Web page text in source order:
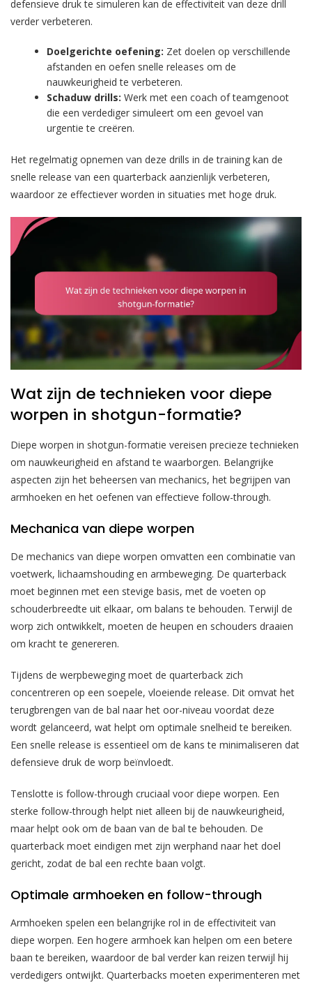
defensieve druk te simuleren kan de effectiviteit van deze drill
verder verbeteren.
Doelgerichte oefening: Zet doelen op verschillende
afstanden en oefen snelle releases om de
nauwkeurigheid te verbeteren.
Schaduw drills: Werk met een coach of teamgenoot
die een verdediger simuleert om een gevoel van
urgentie te creëren.
Het regelmatig opnemen van deze drills in de training kan de
snelle release van een quarterback aanzienlijk verbeteren,
waardoor ze effectiever worden in situaties met hoge druk.
Wat zijn de technieken voor diepe
worpen in shotgun-formatie?
Diepe worpen in shotgun-formatie vereisen precieze technieken
om nauwkeurigheid en afstand te waarborgen. Belangrijke
aspecten zijn het beheersen van mechanics, het begrijpen van
armhoeken en het oefenen van effectieve follow-through.
Mechanica van diepe worpen
De mechanics van diepe worpen omvatten een combinatie van
voetwerk, lichaamshouding en armbeweging. De quarterback
moet beginnen met een stevige basis, met de voeten op
schouderbreedte uit elkaar, om balans te behouden. Terwijl de
worp zich ontwikkelt, moeten de heupen en schouders draaien
om kracht te genereren.
Tijdens de werpbeweging moet de quarterback zich
concentreren op een soepele, vloeiende release. Dit omvat het
terugbrengen van de bal naar het oor-niveau voordat deze
wordt gelanceerd, wat helpt om optimale snelheid te bereiken.
Een snelle release is essentieel om de kans te minimaliseren dat
defensieve druk de worp beïnvloedt.
Tenslotte is follow-through cruciaal voor diepe worpen. Een
sterke follow-through helpt niet alleen bij de nauwkeurigheid,
maar helpt ook om de baan van de bal te behouden. De
quarterback moet eindigen met zijn werphand naar het doel
gericht, zodat de bal een rechte baan volgt.
Optimale armhoeken en follow-through
Armhoeken spelen een belangrijke rol in de effectiviteit van
diepe worpen. Een hogere armhoek kan helpen om een betere
baan te bereiken, waardoor de bal verder kan reizen terwijl hij
verdedigers ontwijkt. Quarterbacks moeten experimenteren met